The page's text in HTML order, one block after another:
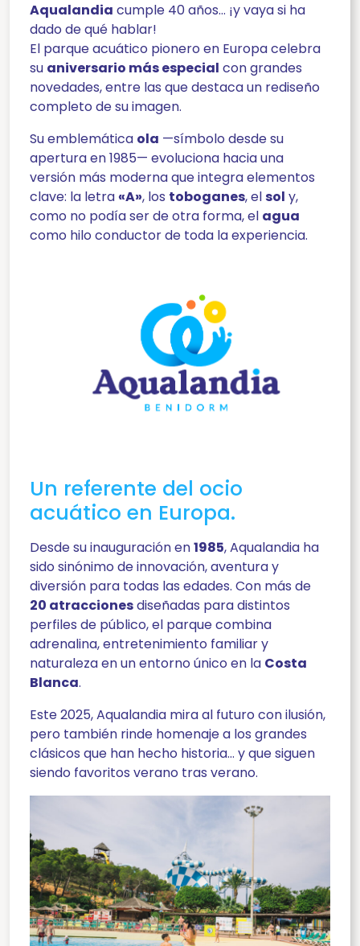
Aqualandia cumple 40 años… ¡y vaya si ha
dado de qué hablar!
El parque acuático pionero en Europa celebra
su aniversario más especial con grandes
novedades, entre las que destaca un rediseño
completo de su imagen.
Su emblemática ola —símbolo desde su
apertura en 1985— evoluciona hacia una
versión más moderna que integra elementos
clave: la letra «A», los toboganes, elsol y,
como no podía ser de otra forma, el agua
como hilo conductor de toda la experiencia.
Un referente del ocio
acuático en Europa.
Desde su inauguración en1985, Aqualandia ha
sido sinónimo de innovación, aventura y
diversión para todas las edades. Con más de
20 atraccionesdiseñadas para distintos
perfiles de público, el parque combina
adrenalina, entretenimiento familiar y
naturaleza en un entorno único en la Costa
Blanca.
Este 2025, Aqualandia mira al futuro con ilusión,
pero también rinde homenaje a los grandes
clásicos que han hecho historia… y que siguen
siendo favoritos verano tras verano.